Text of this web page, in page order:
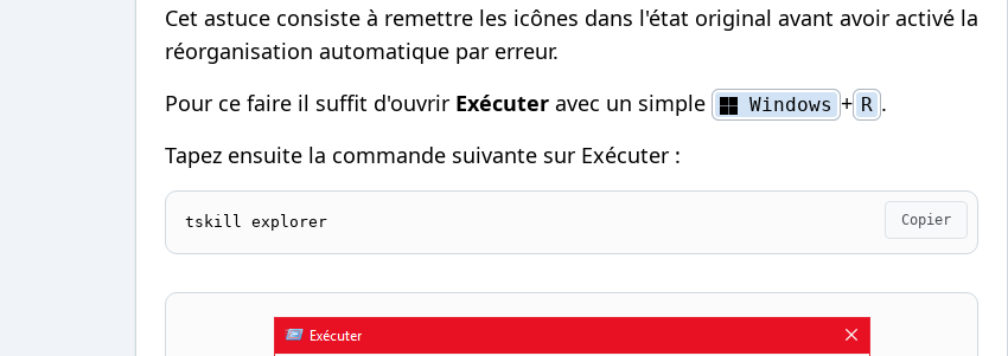
Cet astuce consiste à remettre les icônes dans l'état original avant avoir activé la
réorganisation automatique par erreur.
Pour ce faire il suffit d'ouvrir Exécuter avec un simple Windows + R .
Tapez ensuite la commande suivante sur Exécuter :
Copier
tskill explorer